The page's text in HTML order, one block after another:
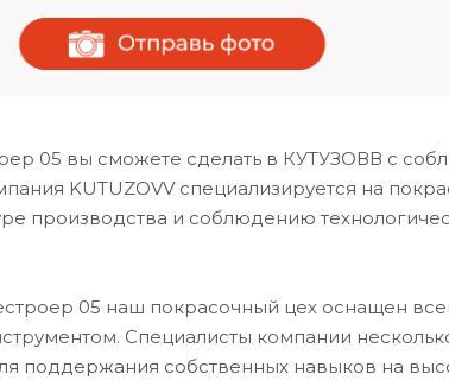
05 вы сможете сделать в КУТУЗОВВ с
KUTUZOVV специализируется на
производства и соблюдению
05 наш покрасочный цех оснащен
Специалисты компании
поддержания собственных навыков на